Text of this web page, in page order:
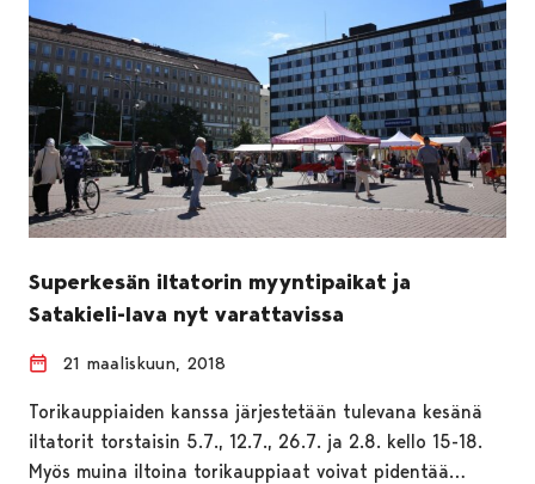
Superkesän iltatorin myyntipaikat ja
Satakieli-lava nyt varattavissa
21 maaliskuun, 2018
Torikauppiaiden kanssa järjestetään tulevana kesänä
iltatorit torstaisin 5.7., 12.7., 26.7. ja 2.8. kello 15-18.
Myös muina iltoina torikauppiaat voivat pidentää…